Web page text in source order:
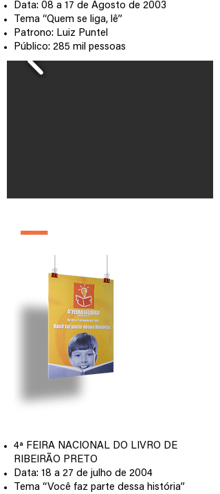
Data: 08 a 17 de Agosto de 2003
Tema “Quem se liga, lê”
Patrono: Luiz Puntel
Público: 285 mil pessoas
4ª FEIRA NACIONAL DO LIVRO DE
RIBEIRÃO PRETO
Data: 18 a 27 de julho de 2004
Tema “Você faz parte dessa história”